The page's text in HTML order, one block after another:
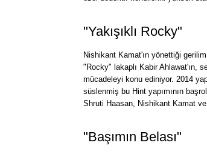
"Yakışıklı Rocky"
Nishikant Kamat'ın yönettiği
"Rocky" lakaplı Kabir Ahlawat'ın,
mücadeleyi konu ediniyor. 2014
süslenmiş bu Hint yapımının
Shruti Haasan, Nishikant Kamat
"Başımın Belası"